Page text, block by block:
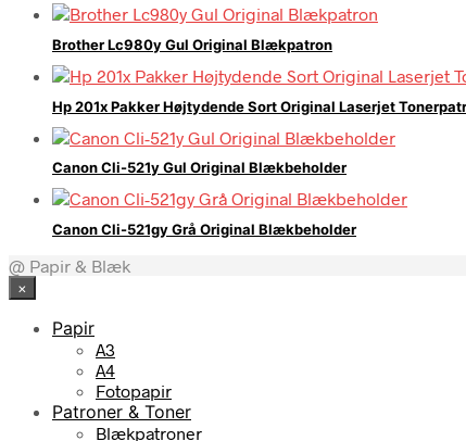
Brother Lc980y Gul Original Blækpatron
Hp 201x Pakker Højtydende Sort Original Laserjet
Canon Cli-521y Gul Original Blækbeholder
Canon Cli-521gy Grå Original Blækbeholder
@ Papir & Blæk
×
Papir
A3
A4
Fotopapir
Patroner & Toner
Blækpatroner